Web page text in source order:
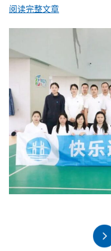
阅读完整文章